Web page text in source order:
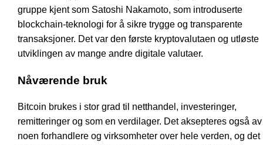
gruppe kjent som Satoshi Nakamoto, som introduserte
blockchain-teknologi for å sikre trygge og transparente
transaksjoner. Det var den første kryptovalutaen og utløste
utviklingen av mange andre digitale valutaer.
Nåværende bruk
Bitcoin brukes i stor grad til netthandel, investeringer,
remitteringer og som en verdilager. Det aksepteres også av
noen forhandlere og virksomheter over hele verden, og det